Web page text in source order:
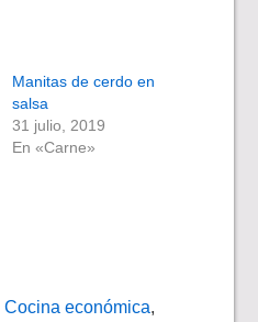
Manitas de cerdo en
salsa
31 julio, 2019
En «Carne»
Cocina económica,